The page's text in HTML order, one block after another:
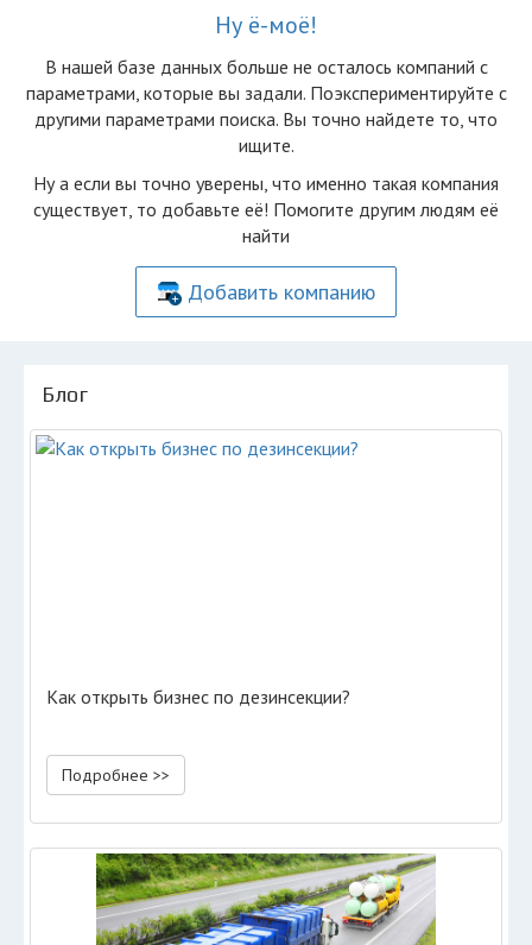
Ну ё-моё!
В нашей базе данных больше не осталоcь компаний с
параметрами, которые вы задали. Поэкспериментируйте с
другими параметрами поиска. Вы точно найдете то, что
ищите.
Ну а если вы точно уверены, что именно такая компания
существует, то добавьте её! Помогите другим людям её
найти
Добавить компанию
Блог
Как открыть бизнес по дезинсекции?
Подробнее >>